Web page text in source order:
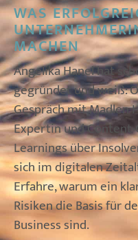
WAS
MACHEN
Angelika Hanel hat
gegründet und weiß:
Gespräch mit
Expertin und
Learnings über
sich im digitalen
Erfahre, warum ein
Risiken die Basis für
Business sind.